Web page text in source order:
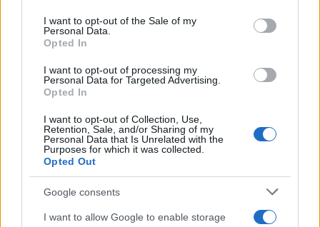
I want to opt-out of the Sale of my
Personal Data.
Opted In
I want to opt-out of processing my
Personal Data for Targeted Advertising.
Opted In
I want to opt-out of Collection, Use,
Retention, Sale, and/or Sharing of my
Personal Data that Is Unrelated with the
Purposes for which it was collected.
Opted Out
Google consents
I want to allow Google to enable storage
Vignetta del 07/08/2026
L’inquietante tesi sul “patto”